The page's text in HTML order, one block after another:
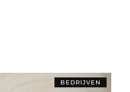
BEDRIJVEN